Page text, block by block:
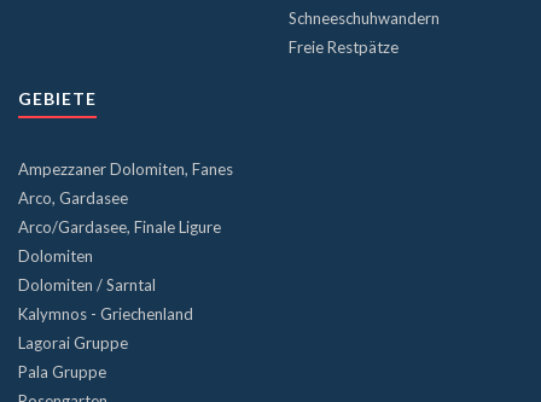
Schneeschuhwandern
Freie Restpätze
GEBIETE
Ampezzaner Dolomiten, Fanes
Arco, Gardasee
Arco/Gardasee, Finale Ligure
Dolomiten
Dolomiten / Sarntal
Kalymnos - Griechenland
Lagorai Gruppe
Pala Gruppe